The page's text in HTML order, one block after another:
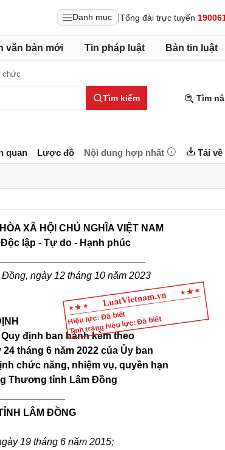
Danh mục Tổng đài trực tuyến
văn bản mới Tin pháp luật Bản tin luật
chức
Tìm kiếm Tìm
quan Lược đồ Nội dung hợp nhất Tải về
Hiệu lực: Đã biết
Tình trạng hiệu lực: Đã biết
XÃ HỘI CHỦ NGHĨA VIỆT NAM
Độc lập - Tự do - Hạnh phúc
Đồng, ngày 12 tháng 10 năm 2023
định ban hành kèm theo
24 tháng 6 năm 2022 của Ủy ban
chức năng, nhiệm vụ, quyền hạn
Thương tỉnh Lâm Đồng
LÂM ĐỒNG
19 tháng 6 năm 2015;